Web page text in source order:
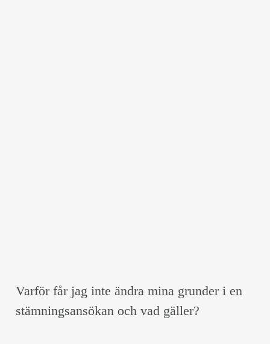
Varför får jag inte ändra mina grunder i en
stämningsansökan och vad gäller?